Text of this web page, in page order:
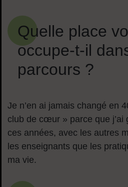
Quelle place
occupe-t-il
parcours ?
Je n’en ai jamais changé en
club de cœur » parce que j’ai
ces années, avec les autres
les enseignants que les
ma vie.